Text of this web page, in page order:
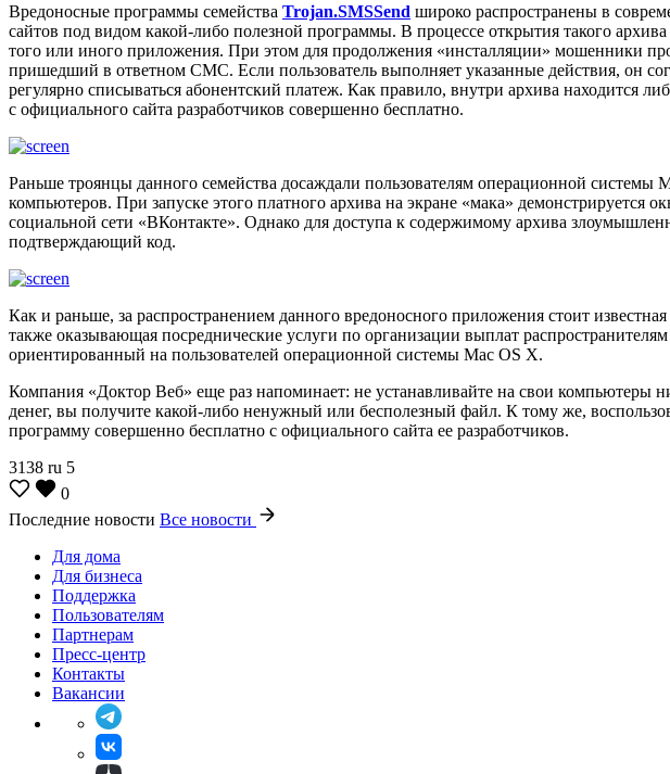
Вредоносные программы семейства Trojan.SMSSend широко распространены в
сайтов под видом какой-либо полезной программы. В процессе открытия такого
того или иного приложения. При этом для продолжения «инсталляции» мошенники
пришедший в ответном СМС. Если пользователь выполняет указанные действия, он
регулярно списываться абонентский платеж. Как правило, внутри архива находится
с официального сайта разработчиков совершенно бесплатно.
Раньше троянцы данного семейства досаждали пользователям операционной системы
компьютеров. При запуске этого платного архива на экране «мака»
социальной сети «ВКонтакте». Однако для доступа к содержимому архива
подтверждающий код.
Как и раньше, за распространением данного вредоносного приложения стоит
также оказывающая посреднические услуги по организации выплат
ориентированный на пользователей операционной системы Mac OS X.
Компания «Доктор Веб» еще раз напоминает: не устанавливайте на свои
денег, вы получите какой-либо ненужный или бесполезный файл. К тому же,
программу совершенно бесплатно с официального сайта ее разработчиков.
3138 ru 5
0
Последние новости Все новости
Для дома
Для бизнеса
Поддержка
Пользователям
Партнерам
Пресс-центр
Контакты
Вакансии